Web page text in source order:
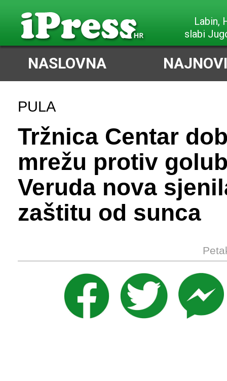
Labin,
slabi
NASLOVNA
PULA
Tržnica Centar
mrežu protiv
Veruda nova
zaštitu od sunca